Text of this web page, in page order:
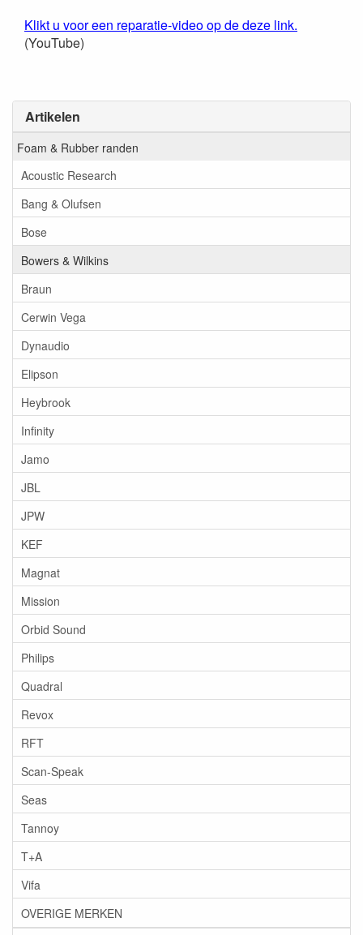
Artikelen
Foam & Rubber randen
Acoustic Research
Bang & Olufsen
Bose
Bowers & Wilkins
Braun
Cerwin Vega
Dynaudio
Elipson
Heybrook
Infinity
Jamo
JBL
JPW
KEF
Magnat
Mission
Orbid Sound
Philips
Quadral
Revox
RFT
Scan-Speak
Seas
Tannoy
T+A
Vifa
OVERIGE MERKEN
Klikt u voor een reparatie-video op de deze link.
(YouTube)